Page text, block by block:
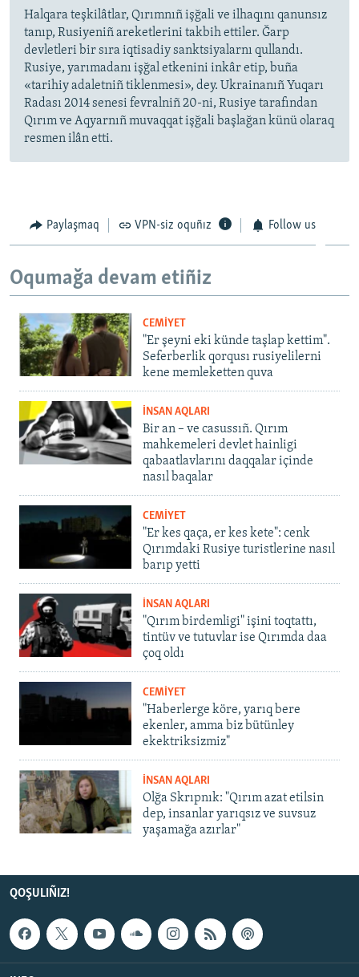
Halqara teşkilâtlar, Qırımnıñ işğali ve ilhaqını qanunsız
tanıp, Rusiyeniñ areketlerini takbih ettiler. Ğarp
devletleri bir sıra iqtisadiy sanktsiyalarnı qullandı.
Rusiye, yarımadanı işğal etkenini inkâr etip, buña
«tarihiy adaletniñ tiklenmesi», dey. Ukrainanıñ Yuqarı
Radası 2014 senesi fevralniñ 20-ni, Rusiye tarafından
Qırım ve Aqyarnıñ muvaqqat işğali başlağan künü olaraq
resmen ilân etti.
Paylaşmaq VPN-siz oquñız Follow us
Oqumağa devam etiñiz
CEMİYET
"Er şeyni eki künde taşlap kettim".
Seferberlik qorqusı rusiyelilerni
kene memleketten quva
İNSAN AQLARI
Bir an – ve casussıñ. Qırım
mahkemeleri devlet hainligi
qabaatlavlarını daqqalar içinde
nasıl baqalar
CEMİYET
"Er kes qaça, er kes kete": cenk
Qırımdaki Rusiye turistlerine nasıl
barıp yetti
İNSAN AQLARI
"Qırım birdemligi" işini toqtattı,
tintüv ve tutuvlar ise Qırımda daa
çoq oldı
CEMİYET
"Haberlerge köre, yarıq bere
ekenler, amma biz bütünley
ekektriksizmiz"
İNSAN AQLARI
Olğa Skrıpnık: "Qırım azat etilsin
dep, insanlar yarıqsız ve suvsuz
yaşamağa azırlar"
QOŞULIÑIZ!